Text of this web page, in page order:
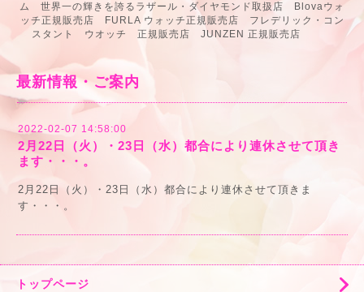
ム 世界一の輝きを誇るラザール・ダイヤモンド取扱店 Blovaウォ
ッチ正規販売店 FURLA ウォッチ正規販売店 フレデリック・コン
スタント ウオッチ 正規販売店 JUNZEN 正規販売店
最新情報・ご案内
2022-02-07 14:58:00
2月22日（火）・23日（水）都合により連休させて頂き
ます・・・。
2月22日（火）・23日（水）都合により連休させて頂きま
す・・・。
トップページ